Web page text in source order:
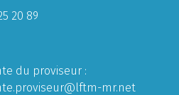
20 89
du proviseur :
mr.net